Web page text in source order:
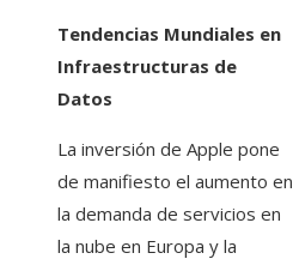
Tendencias Mundiales en
Infraestructuras de
Datos
La inversión de Apple pone
de manifiesto el aumento en
la demanda de servicios en
la nube en Europa y la